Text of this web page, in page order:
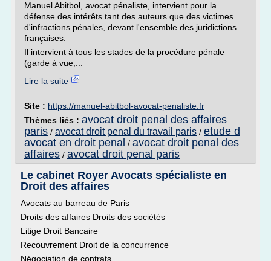
Manuel Abitbol, avocat pénaliste, intervient pour la
défense des intérêts tant des auteurs que des victimes
d'infractions pénales, devant l'ensemble des juridictions
françaises.
Il intervient à tous les stades de la procédure pénale
(garde à vue,...
Lire la suite
Site : https://manuel-abitbol-avocat-penaliste.fr
Thèmes liés : avocat droit penal des affaires
paris / avocat droit penal du travail paris / etude d
avocat en droit penal / avocat droit penal des
affaires / avocat droit penal paris
Le cabinet Royer Avocats spécialiste en
Droit des affaires
Avocats au barreau de Paris
Droits des affaires Droits des sociétés
Litige Droit Bancaire
Recouvrement Droit de la concurrence
Négociation de contrats